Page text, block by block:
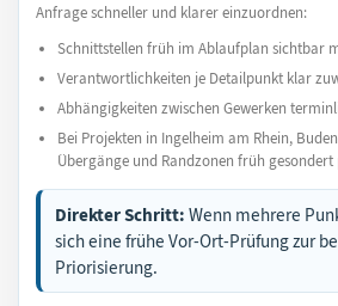
Anfrage schneller und klarer einzuordnen:
Schnittstellen früh im Ablaufplan sichtbar
Verantwortlichkeiten je Detailpunkt klar
Abhängigkeiten zwischen Gewerken
Bei Projekten in Ingelheim am Rhein,
Übergänge und Randzonen früh gesondert
Direkter Schritt: Wenn mehrere
sich eine frühe Vor-Ort-Prüfung zur
Priorisierung.